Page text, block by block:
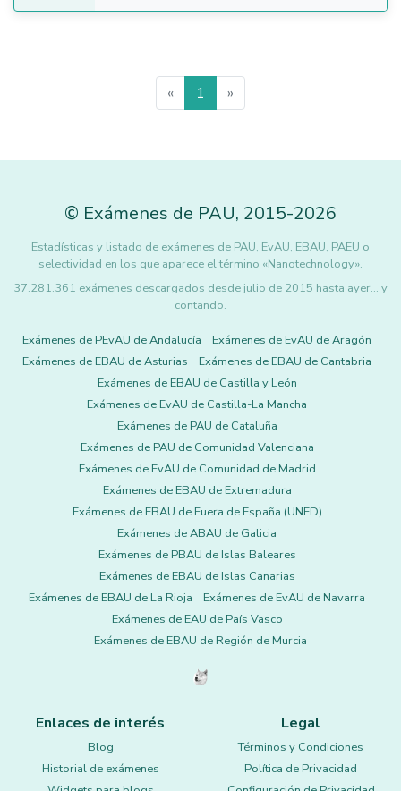
« 1 »
© Exámenes de PAU, 2015-2026
Estadísticas y listado de exámenes de PAU, EvAU, EBAU, PAEU o
selectividad en los que aparece el término «Nanotechnology».
37.281.361 exámenes descargados desde julio de 2015 hasta ayer... y
contando.
Exámenes de PEvAU de Andalucía
Exámenes de EvAU de Aragón
Exámenes de EBAU de Asturias
Exámenes de EBAU de Cantabria
Exámenes de EBAU de Castilla y León
Exámenes de EvAU de Castilla-La Mancha
Exámenes de PAU de Cataluña
Exámenes de PAU de Comunidad Valenciana
Exámenes de EvAU de Comunidad de Madrid
Exámenes de EBAU de Extremadura
Exámenes de EBAU de Fuera de España (UNED)
Exámenes de ABAU de Galicia
Exámenes de PBAU de Islas Baleares
Exámenes de EBAU de Islas Canarias
Exámenes de EBAU de La Rioja
Exámenes de EvAU de Navarra
Exámenes de EAU de País Vasco
Exámenes de EBAU de Región de Murcia
Enlaces de interés
Blog
Historial de exámenes
Legal
Términos y Condiciones
Política de Privacidad